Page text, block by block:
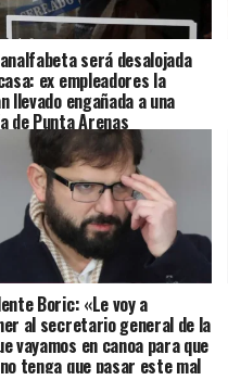
será desalojada
ex empleadores la
llevado engañada a una
de Punta Arenas
Boric: «Le voy a
al secretario general de la
vayamos en canoa para que
tenga que pasar este mal